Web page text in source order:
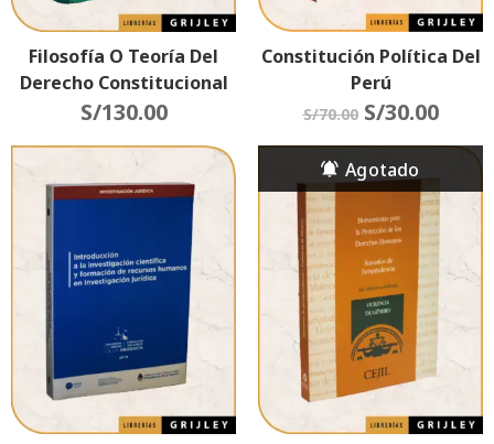
Filosofía O Teoría Del
Derecho Constitucional
S/130.00
Constitución Política Del
Perú
S/70.00 S/30.00